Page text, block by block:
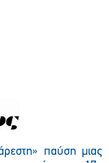
παύση μιας